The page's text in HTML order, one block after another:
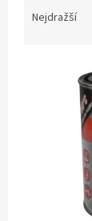
Nejdražší